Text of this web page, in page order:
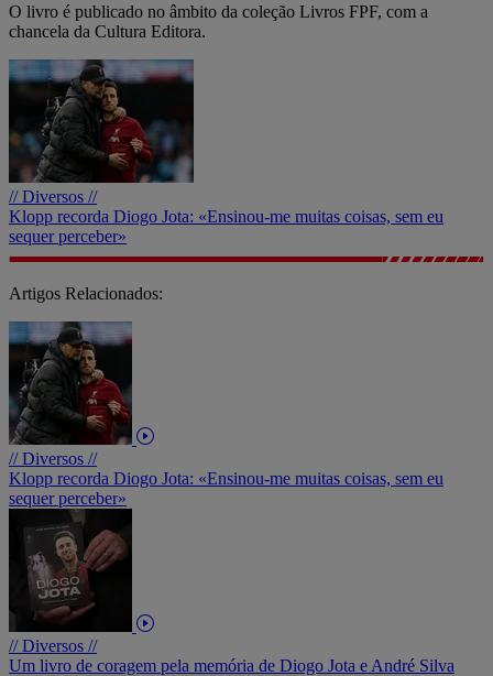
O livro é publicado no âmbito da coleção Livros FPF, com a
chancela da Cultura Editora.
// Diversos //
Klopp recorda Diogo Jota: «Ensinou-me muitas coisas, sem eu
sequer perceber»
Artigos Relacionados:
// Diversos //
Klopp recorda Diogo Jota: «Ensinou-me muitas coisas, sem eu
sequer perceber»
// Diversos //
Um livro de coragem pela memória de Diogo Jota e André Silva